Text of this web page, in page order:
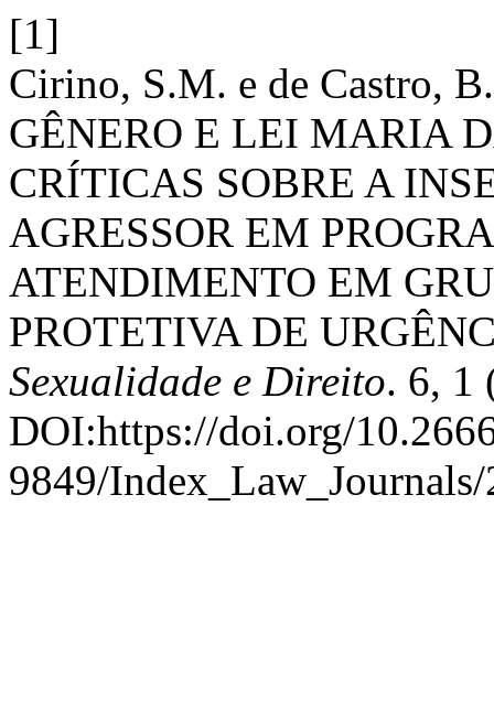
[1]
Cirino, S.M. e de Castro,
GÊNERO E LEI MARIA
CRÍTICAS SOBRE A
AGRESSOR EM
ATENDIMENTO EM
PROTETIVA DE
Sexualidade e Direito. 6, 1
DOI:https://doi.org/
9849/